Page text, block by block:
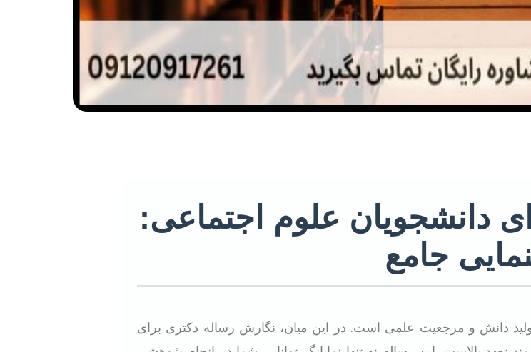
دانشجویان علوم اجتماعی:
جامع
دانش و مرجعیت علمی است. در این میان، نگارش رساله دکتری برای